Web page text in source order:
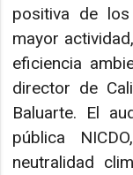
positiva de
mayor
eficiencia
director de
Baluarte. El
pública
neutralidad